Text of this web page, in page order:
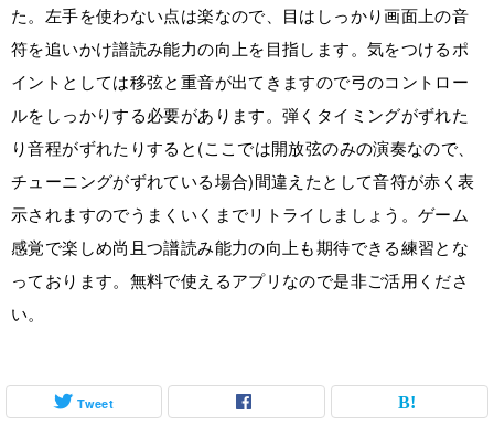
た。左手を使わない点は楽なので、目はしっかり画面上の音
符を追いかけ譜読み能力の向上を目指します。気をつけるポ
イントとしては移弦と重音が出てきますので弓のコントロー
ルをしっかりする必要があります。弾くタイミングがずれた
り音程がずれたりすると(ここでは開放弦のみの演奏なので、
チューニングがずれている場合)間違えたとして音符が赤く表
示されますのでうまくいくまでリトライしましょう。ゲーム
感覚で楽しめ尚且つ譜読み能力の向上も期待できる練習とな
っております。無料で使えるアプリなので是非ご活用くださ
い。
Tweet